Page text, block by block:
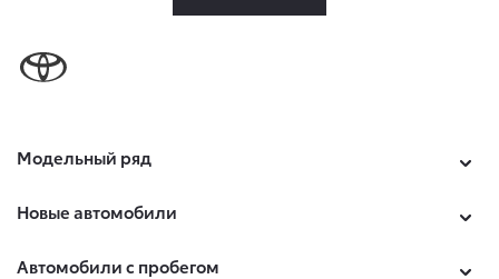
Модельный ряд
Новые автомобили
Автомобили с пробегом